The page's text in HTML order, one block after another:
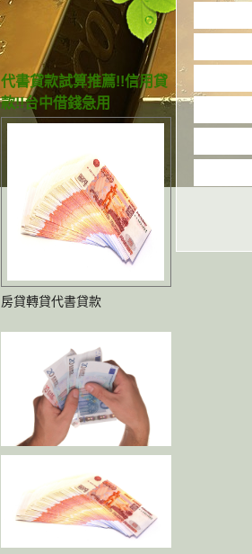
代書貸款試算推薦!!信用貸
款!!台中借錢急用
房貸轉貸代書貸款